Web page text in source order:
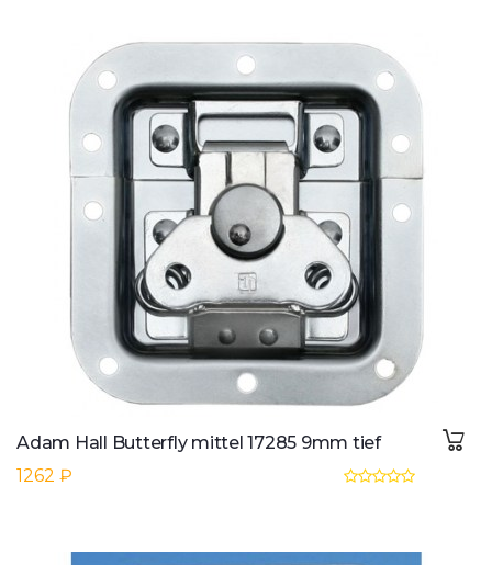
Adam Hall Butterfly mittel 17285 9mm tief
1262 ₽